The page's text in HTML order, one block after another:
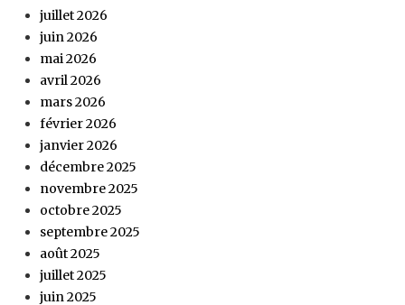
juillet 2026
juin 2026
mai 2026
avril 2026
mars 2026
février 2026
janvier 2026
décembre 2025
novembre 2025
octobre 2025
septembre 2025
août 2025
juillet 2025
juin 2025